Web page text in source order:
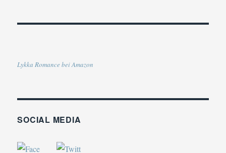
Lykka Romance bei Amazon
SOCIAL MEDIA